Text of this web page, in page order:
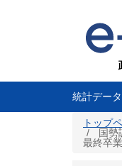
に
統計デー
トップ
国
最終卒